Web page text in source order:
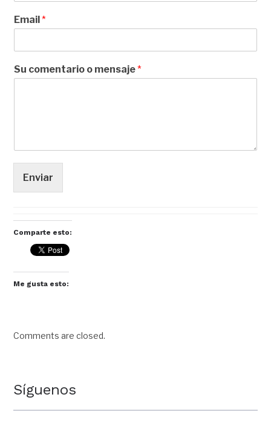
Email*
Su comentario o mensaje*
Enviar
Comparte esto:
Me gusta esto:
Comments are closed.
Síguenos